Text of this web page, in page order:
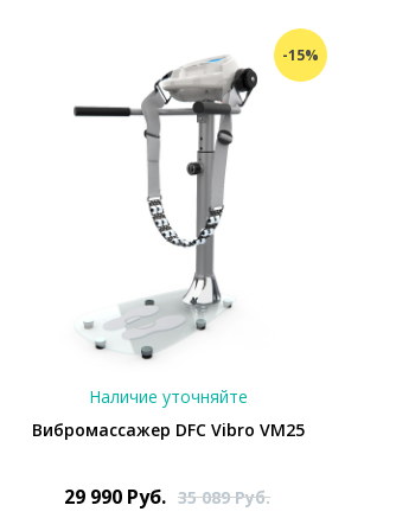
-15%
Наличие уточняйте
Вибромассажер DFC Vibro VM25
29 990 Руб. 35 089Руб.